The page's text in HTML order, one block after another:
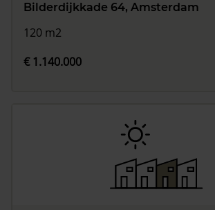
Bilderdijkkade 64, Amsterdam
120 m2
€ 1.140.000